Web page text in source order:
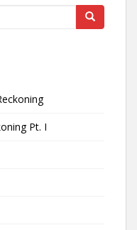
Pt. I